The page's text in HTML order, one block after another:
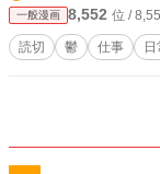
一般漫画 8,552 位 /
読切 鬱 仕事 日